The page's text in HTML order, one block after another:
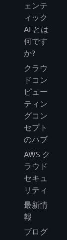
ェンテ
ィック
AI とは
何です
か?
クラウ
ドコン
ピュー
ティン
グコン
セプト
のハブ
AWS ク
ラウド
セキュ
リティ
最新情
報
ブログ